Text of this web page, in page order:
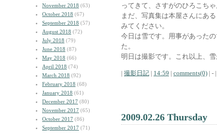
November 2018 (63)
October 2018 (67)
September 2018 (57)
August 2018 (72)
July 2018 (79)
June 2018 (87)
May 2018 (66)
April 2018 (74)
March 2018 (92)
February 2018 (68)
January 2018 (61)
December 2017 (80)
November 2017 (65)
October 2017 (86)
September 2017 (71)
ってきて、さすがのひろこち
まだ、写真集は本屋さんにあ
みてください。
今日は雪です。用事があった
た。
明日は撮影です。これ以上、
| 撮影日記 | 14:59 | comments(0) | - |
2009.02.26 Thursday